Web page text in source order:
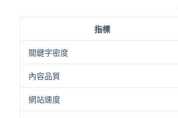
指標
關鍵字密度
內容品質
網站速度